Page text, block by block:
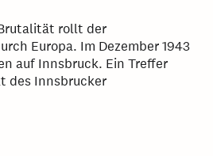
rollt der
Europa. Im Dezember 1943
auf Innsbruck. Ein Treffer
des Innsbrucker